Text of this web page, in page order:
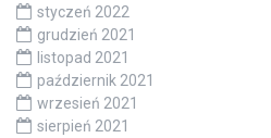
styczeń 2022
grudzień 2021
listopad 2021
październik 2021
wrzesień 2021
sierpień 2021